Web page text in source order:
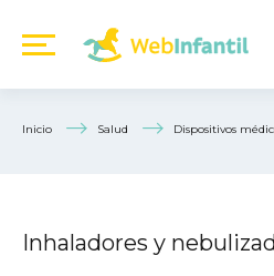
Inicio Salud Dispositivos
Inhaladores y